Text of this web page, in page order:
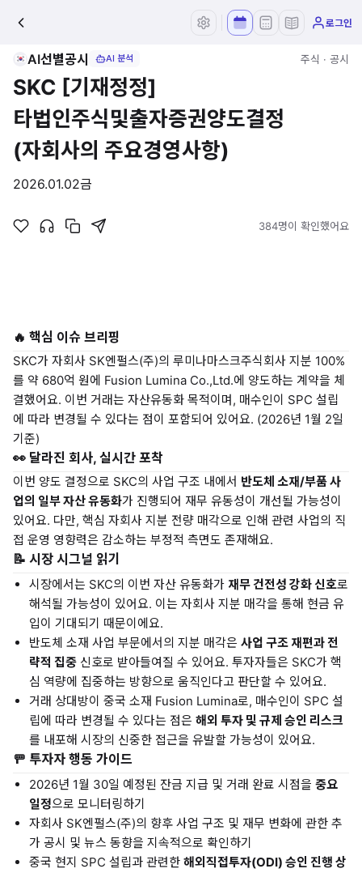
로그인
AI선별공시 AI 분석 주식 · 공시
SKC [기재정정]
타법인주식및출자증권양도결정
(자회사의 주요경영사항)
2026.01.02금
384명이 확인했어요
🔥 핵심 이슈 브리핑
SKC가 자회사 SK엔펄스(주)의 루미나마스크주식회사 지분 100%
를 약 680억 원에 Fusion Lumina Co.,Ltd.에 양도하는 계약을 체
결했어요. 이번 거래는 자산유동화 목적이며, 매수인이 SPC 설립
에 따라 변경될 수 있다는 점이 포함되어 있어요. (2026년 1월 2일
기준)
👀 달라진 회사, 실시간 포착
이번 양도 결정으로 SKC의 사업 구조 내에서 반도체 소재/부품 사
업의 일부 자산 유동화가 진행되어 재무 유동성이 개선될 가능성이
있어요. 다만, 핵심 자회사 지분 전량 매각으로 인해 관련 사업의 직
접 운영 영향력은 감소하는 부정적 측면도 존재해요.
📝 시장 시그널 읽기
시장에서는 SKC의 이번 자산 유동화가 재무 건전성 강화 신호로
해석될 가능성이 있어요. 이는 자회사 지분 매각을 통해 현금 유
입이 기대되기 때문이에요.
반도체 소재 사업 부문에서의 지분 매각은 사업 구조 재편과 전
략적 집중 신호로 받아들여질 수 있어요. 투자자들은 SKC가 핵
심 역량에 집중하는 방향으로 움직인다고 판단할 수 있어요.
거래 상대방이 중국 소재 Fusion Lumina로, 매수인이 SPC 설
립에 따라 변경될 수 있다는 점은 해외 투자 및 규제 승인 리스크
를 내포해 시장의 신중한 접근을 유발할 가능성이 있어요.
🚥 투자자 행동 가이드
2026년 1월 30일 예정된 잔금 지급 및 거래 완료 시점을 중요
일정으로 모니터링하기
자회사 SK엔펄스(주)의 향후 사업 구조 및 재무 변화에 관한 추
가 공시 및 뉴스 동향을 지속적으로 확인하기
중국 현지 SPC 설립과 관련한 해외직접투자(ODI) 승인 진행 상